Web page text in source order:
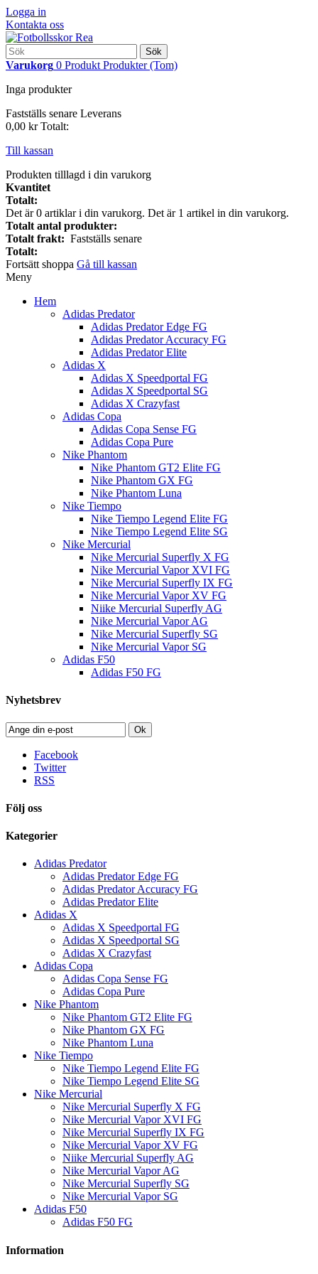
Logga in
Kontakta oss
Sök
Varukorg 0 Produkt Produkter (Tom)
Inga produkter
Fastställs senare Leverans
0,00 kr Totalt:
Till kassan
Produkten tilllagd i din varukorg
Kvantitet
Totalt:
Det är0 artiklar i din varukorg. Det är 1 artikel in din varukorg.
Totalt antal produkter:
Totalt frakt: Fastställs senare
Totalt:
Fortsätt shoppa Gå till kassan
Meny
Hem
Adidas Predator
Adidas Predator Edge FG
Adidas Predator Accuracy FG
Adidas Predator Elite
Adidas X
Adidas X Speedportal FG
Adidas X Speedportal SG
Adidas X Crazyfast
Adidas Copa
Adidas Copa Sense FG
Adidas Copa Pure
Nike Phantom
Nike Phantom GT2 Elite FG
Nike Phantom GX FG
Nike Phantom Luna
Nike Tiempo
Nike Tiempo Legend Elite FG
Nike Tiempo Legend Elite SG
Nike Mercurial
Nike Mercurial Superfly X FG
Nike Mercurial Vapor XVI FG
Nike Mercurial Superfly IX FG
Nike Mercurial Vapor XV FG
Niike Mercurial Superfly AG
Nike Mercurial Vapor AG
Nike Mercurial Superfly SG
Nike Mercurial Vapor SG
Adidas F50
Adidas F50 FG
Nyhetsbrev
Ok
Facebook
Twitter
RSS
Följ oss
Kategorier
Adidas Predator
Adidas Predator Edge FG
Adidas Predator Accuracy FG
Adidas Predator Elite
Adidas X
Adidas X Speedportal FG
Adidas X Speedportal SG
Adidas X Crazyfast
Adidas Copa
Adidas Copa Sense FG
Adidas Copa Pure
Nike Phantom
Nike Phantom GT2 Elite FG
Nike Phantom GX FG
Nike Phantom Luna
Nike Tiempo
Nike Tiempo Legend Elite FG
Nike Tiempo Legend Elite SG
Nike Mercurial
Nike Mercurial Superfly X FG
Nike Mercurial Vapor XVI FG
Nike Mercurial Superfly IX FG
Nike Mercurial Vapor XV FG
Niike Mercurial Superfly AG
Nike Mercurial Vapor AG
Nike Mercurial Superfly SG
Nike Mercurial Vapor SG
Adidas F50
Adidas F50 FG
Information